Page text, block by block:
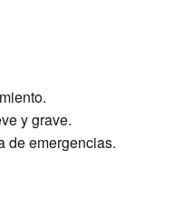
y grave.
de emergencias.